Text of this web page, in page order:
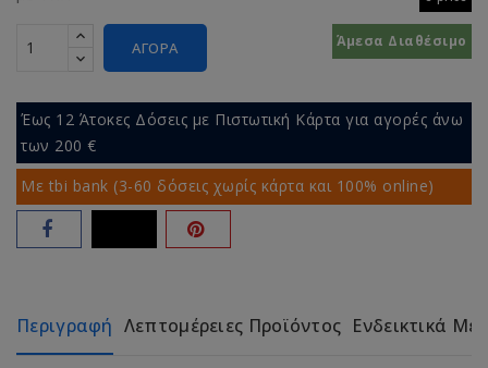
Άμεσα Διαθέσιμο
ΑΓΟΡΆ
Έως 12 Άτοκες Δόσεις με Πιστωτική Κάρτα για αγορές άνω
των 200 €
Με tbi bank (3-60 δόσεις χωρίς κάρτα και 100% online)
Περιγραφή Λεπτομέρειες Προϊόντος Ενδεικτικά